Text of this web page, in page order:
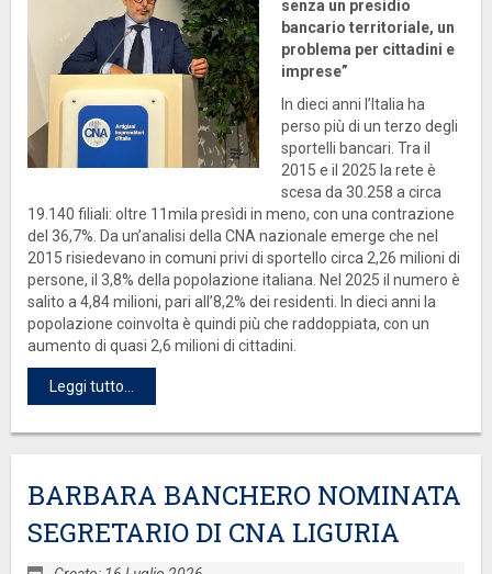
senza un presidio
bancario territoriale, un
problema per cittadini e
imprese”
In dieci anni l’Italia ha
perso più di un terzo degli
sportelli bancari. Tra il
2015 e il 2025 la rete è
scesa da 30.258 a circa
19.140 filiali: oltre 11mila presìdi in meno, con una contrazione
del 36,7%. Da un’analisi della CNA nazionale emerge che nel
2015 risiedevano in comuni privi di sportello circa 2,26 milioni di
persone, il 3,8% della popolazione italiana. Nel 2025 il numero è
salito a 4,84 milioni, pari all’8,2% dei residenti. In dieci anni la
popolazione coinvolta è quindi più che raddoppiata, con un
aumento di quasi 2,6 milioni di cittadini.
Leggi tutto...
BARBARA BANCHERO NOMINATA
SEGRETARIO DI CNA LIGURIA